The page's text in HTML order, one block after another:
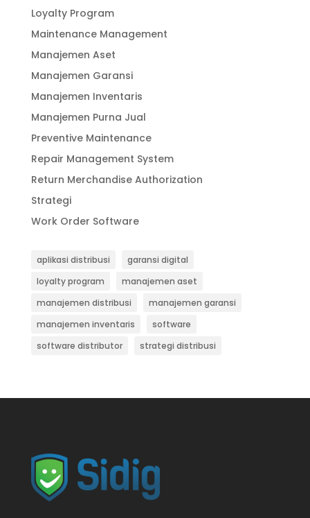
Loyalty Program
Maintenance Management
Manajemen Aset
Manajemen Garansi
Manajemen Inventaris
Manajemen Purna Jual
Preventive Maintenance
Repair Management System
Return Merchandise Authorization
Strategi
Work Order Software
aplikasi distribusi
garansi digital
loyalty program
manajemen aset
manajemen distribusi
manajemen garansi
manajemen inventaris
software
software distributor
strategi distribusi